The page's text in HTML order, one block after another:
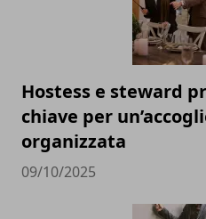
Hostess e steward
chiave per
organizzata
09/10/2025